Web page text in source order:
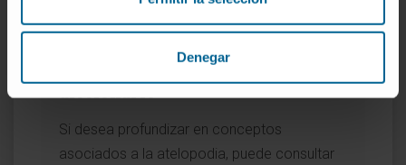
Denegar
diccionario
Si desea profundizar en conceptos
asociados a la atelopodia, puede consultar